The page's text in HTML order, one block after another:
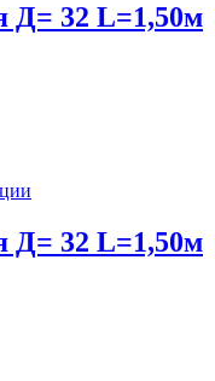
Д= 32 L=1,50м
Д= 32 L=1,50м